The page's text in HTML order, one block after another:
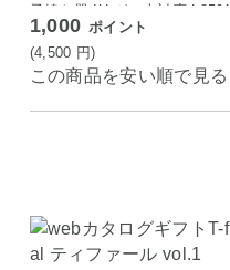
子焼き器 IH ガス火対応 L8591
8
1,000 ポイント
(4,500 円)
この商品を安い順で見る